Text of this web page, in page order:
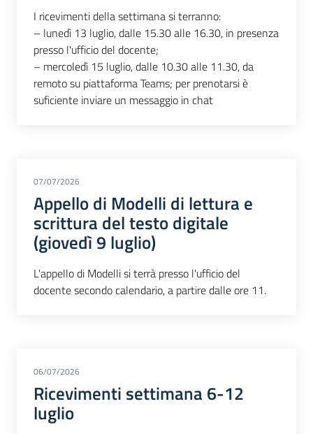
I ricevimenti della settimana si terranno:
– lunedì 13 luglio, dalle 15.30 alle 16.30, in presenza
presso l'ufficio del docente;
– mercoledì 15 luglio, dalle 10.30 alle 11.30, da
remoto su piattaforma Teams; per prenotarsi è
suficiente inviare un messaggio in chat
07/07/2026
Appello di Modelli di lettura e
scrittura del testo digitale
(giovedì 9 luglio)
L'appello di Modelli si terrà presso l'ufficio del
docente secondo calendario, a partire dalle ore 11.
06/07/2026
Ricevimenti settimana 6-12
luglio